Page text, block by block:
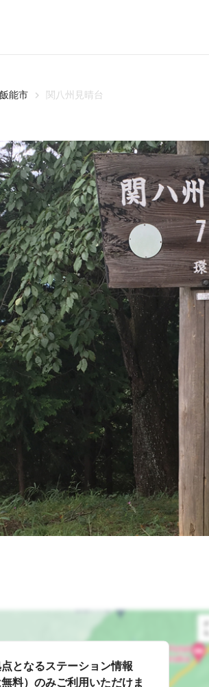
飯能市 関八州見晴台
となるステーション情報
料）のみご利用いただけま